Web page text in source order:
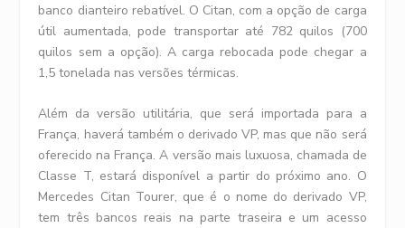
banco dianteiro rebatível. O Citan, com a opção de carga
útil aumentada, pode transportar até 782 quilos (700
quilos sem a opção). A carga rebocada pode chegar a
1,5 tonelada nas versões térmicas.
Além da versão utilitária, que será importada para a
França, haverá também o derivado VP, mas que não será
oferecido na França. A versão mais luxuosa, chamada de
Classe T, estará disponível a partir do próximo ano. O
Mercedes Citan Tourer, que é o nome do derivado VP,
tem três bancos reais na parte traseira e um acesso